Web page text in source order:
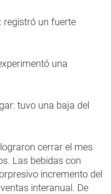
registró un fuerte
una
tuvo una baja del
cerrar el mes
Las bebidas con
incremento del
interanual. De